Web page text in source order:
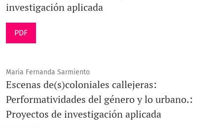
investigación aplicada
PDF
Maria Fernanda Sarmiento
Escenas de(s)coloniales callejeras:
Performatividades del género y lo urbano.:
Proyectos de investigación aplicada